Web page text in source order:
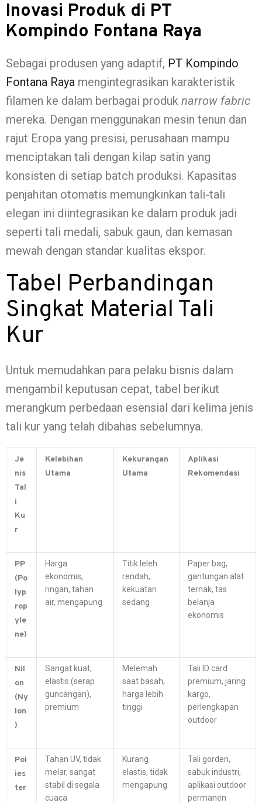
Inovasi Produk di PT
Kompindo Fontana Raya
Sebagai produsen yang adaptif, PT Kompindo
Fontana Raya mengintegrasikan karakteristik
filamen ke dalam berbagai produk narrow fabric
mereka. Dengan menggunakan mesin tenun dan
rajut Eropa yang presisi, perusahaan mampu
menciptakan tali dengan kilap satin yang
konsisten di setiap batch produksi. Kapasitas
penjahitan otomatis memungkinkan tali-tali
elegan ini diintegrasikan ke dalam produk jadi
seperti tali medali, sabuk gaun, dan kemasan
mewah dengan standar kualitas ekspor.
Tabel Perbandingan
Singkat Material Tali
Kur
Untuk memudahkan para pelaku bisnis dalam
mengambil keputusan cepat, tabel berikut
merangkum perbedaan esensial dari kelima jenis
tali kur yang telah dibahas sebelumnya.
Je
nis
Tal
i
Ku
r
Kelebihan
Utama
Kekurangan
Utama
Aplikasi
Rekomendasi
PP
(Po
lyp
rop
yle
ne)
Harga
ekonomis,
ringan, tahan
air, mengapung
Titik leleh
rendah,
kekuatan
sedang
Paper bag,
gantungan alat
ternak, tas
belanja
ekonomis
Nil
on
(Ny
lon
)
Sangat kuat,
elastis (serap
guncangan),
premium
Melemah
saat basah,
harga lebih
tinggi
Tali ID card
premium, jaring
kargo,
perlengkapan
outdoor
Pol
ies
ter
Tahan UV, tidak
melar, sangat
stabil di segala
cuaca
Kurang
elastis, tidak
mengapung
Tali gorden,
sabuk industri,
aplikasi outdoor
permanen